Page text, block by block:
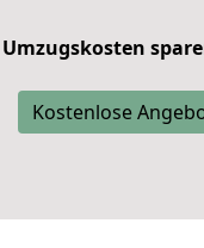
Umzugskosten
Kostenlose